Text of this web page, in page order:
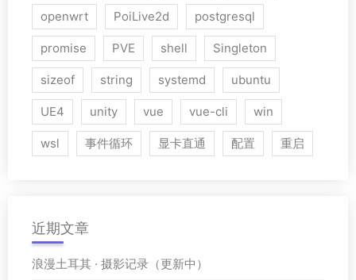
openwrt PoiLive2d postgresql
promise PVE shell Singleton
sizeof string systemd ubuntu
UE4 unity vue vue-cli win
wsl 事件循环 显卡直通 配置 重启
近期文章
浪漫土耳其 · 摄影记录（更新中）